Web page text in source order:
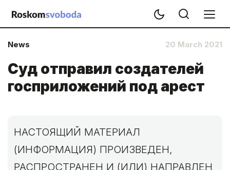
News 20 March 2021
Суд отправил создателей
госприложений под арест
НАСТОЯЩИЙ МАТЕРИАЛ
(ИНФОРМАЦИЯ) ПРОИЗВЕДЕН,
РАСПРОСТРАНЕН И (ИЛИ) НАПРАВЛЕН